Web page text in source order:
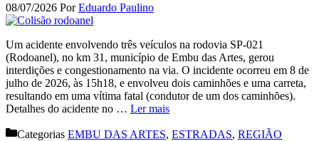
08/07/2026 PorEduardo Paulino
Um acidente envolvendo três veículos na rodovia SP-021
(Rodoanel), no km 31, município de Embu das Artes, gerou
interdições e congestionamento na via. O incidente ocorreu em 8 de
julho de 2026, às 15h18, e envolveu dois caminhões e uma carreta,
resultando em uma vítima fatal (condutor de um dos caminhões).
Detalhes do acidente no … Ler mais
Categorias EMBU DAS ARTES, ESTRADAS, REGIÃO